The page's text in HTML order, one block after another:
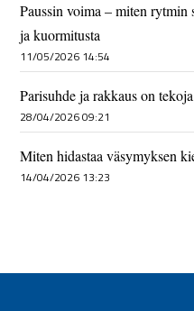
Paussin voima – miten rytmin
ja kuormitusta
11/05/2026 14:54
Parisuhde ja rakkaus on
28/04/2026 09:21
Miten hidastaa väsymyksen
14/04/2026 13:23